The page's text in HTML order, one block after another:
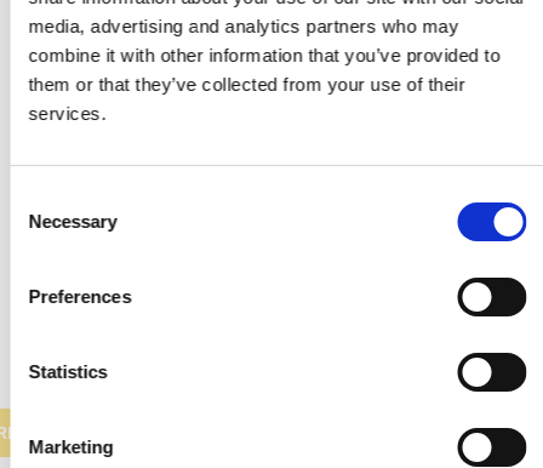
media, advertising and analytics partners who may
combine it with other information that you’ve provided to
them or that they’ve collected from your use of their
services.
e
l
Necessary
Preferences
Statistics
Marketing
mm